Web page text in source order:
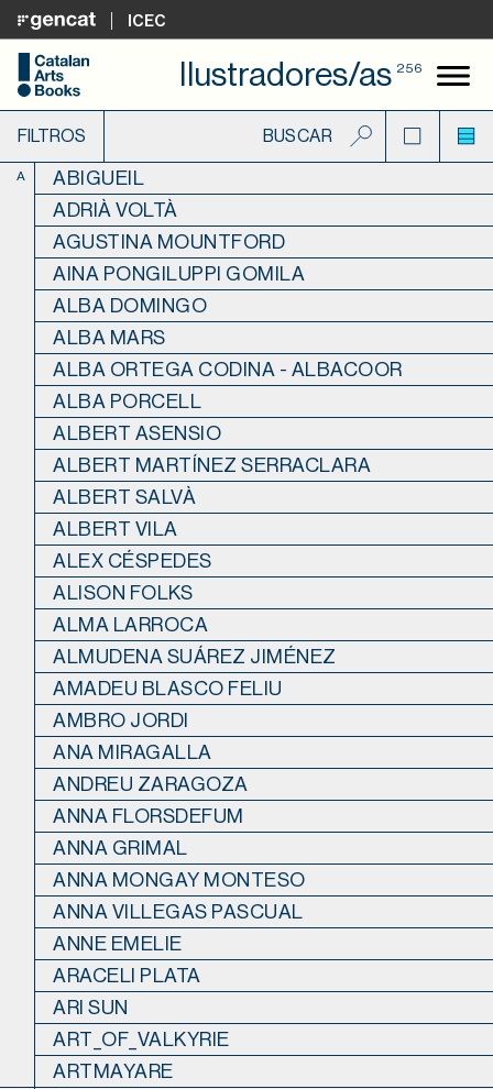
ICEC
Ilustradores/as 256
FILTROS
A
ABIGUEIL
ADRIÀ VOLTÀ
AGUSTINA MOUNTFORD
AINA PONGILUPPI GOMILA
ALBA DOMINGO
ALBA MARS
ALBA ORTEGA CODINA - ALBACOOR
ALBA PORCELL
ALBERT ASENSIO
ALBERT MARTÍNEZ SERRACLARA
ALBERT SALVÀ
ALBERT VILA
ALEX CÉSPEDES
ALISON FOLKS
ALMA LARROCA
ALMUDENA SUÁREZ JIMÉNEZ
AMADEU BLASCO FELIU
AMBRO JORDI
ANA MIRAGALLA
ANDREU ZARAGOZA
ANNA FLORSDEFUM
ANNA GRIMAL
ANNA MONGAY MONTESO
ANNA VILLEGAS PASCUAL
ANNE EMELIE
ARACELI PLATA
ARI SUN
ART_OF_VALKYRIE
ARTMAYARE